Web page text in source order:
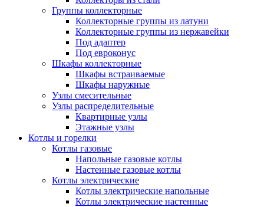
Группы коллекторные
Коллекторные группы из латуни
Коллекторные группы из нержавейки
Под адаптер
Под евроконус
Шкафы коллекторные
Шкафы встраиваемые
Шкафы наружные
Узлы смесительные
Узлы распределительные
Квартирные узлы
Этажные узлы
Котлы и горелки
Котлы газовые
Напольные газовые котлы
Настенные газовые котлы
Котлы электрические
Котлы электрические напольные
Котлы электрические настенные